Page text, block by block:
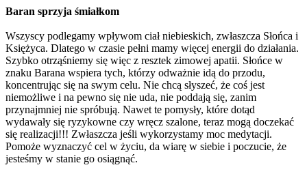
Baran sprzyja śmiałkom
Wszyscy podlegamy wpływom ciał niebieskich, zwłaszcza Słońca i
Księżyca. Dlatego w czasie pełni mamy więcej energii do działania.
Szybko otrząśniemy się więc z resztek zimowej apatii. Słońce w
znaku Barana wspiera tych, którzy odważnie idą do przodu,
koncentrując się na swym celu. Nie chcą słyszeć, że coś jest
niemożliwe i na pewno się nie uda, nie poddają się, zanim
przynajmniej nie spróbują. Nawet te pomysły, które dotąd
wydawały się ryzykowne czy wręcz szalone, teraz mogą doczekać
się realizacji!!! Zwłaszcza jeśli wykorzystamy moc medytacji.
Pomoże wyznaczyć cel w życiu, da wiarę w siebie i poczucie, że
jesteśmy w stanie go osiągnąć.